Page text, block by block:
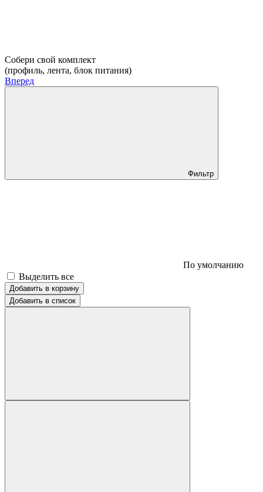
Собери свой комплект
(профиль, лента, блок питания)
Вперед
Фильтр
По умолчанию
Выделить все
Добавить в корзину
Добавить в список